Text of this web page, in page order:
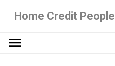
Home Credit People